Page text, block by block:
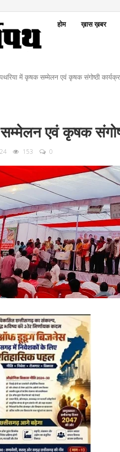
होम ख़ास ख़बर
पथरिया में कृषक सम्मेलन एवं कृषक संगोष्ठी
एवं कृषक
153 0